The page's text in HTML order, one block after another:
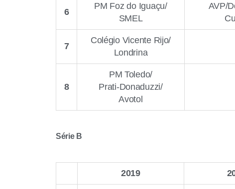
6
PM Foz do Iguaçu/
SMEL
AVP/
7
Colégio Vicente Rijo/
Londrina
8
PM Toledo/
Prati-Donaduzzi/
Avotol
Série B
2019